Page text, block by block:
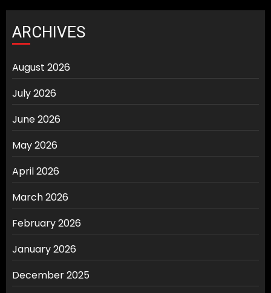
ARCHIVES
August 2026
July 2026
June 2026
May 2026
April 2026
March 2026
February 2026
January 2026
December 2025